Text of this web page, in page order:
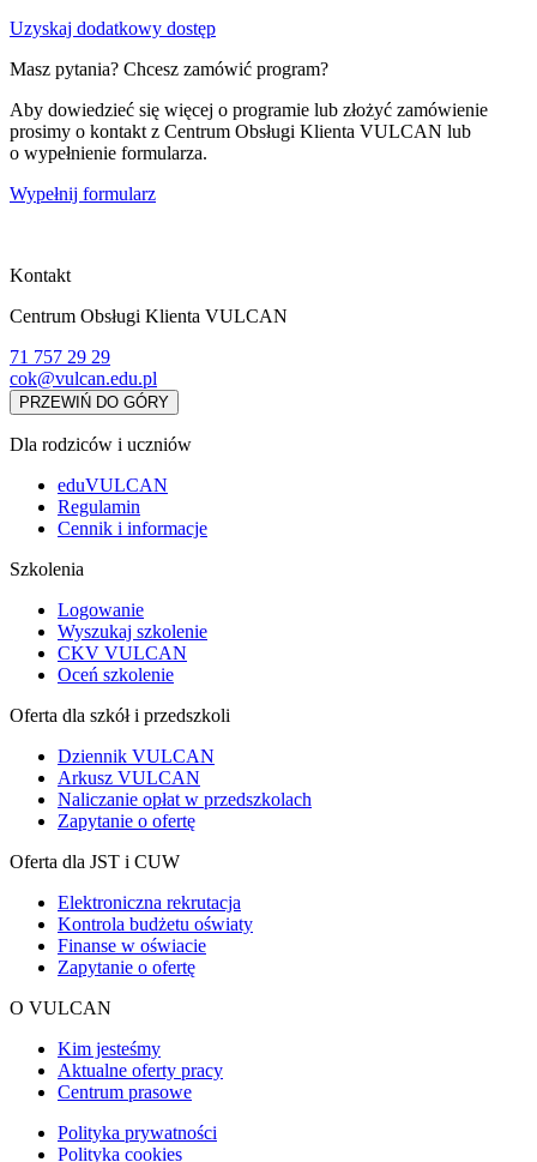
Uzyskaj dodatkowy dostęp
Masz pytania? Chcesz zamówić program?
Aby dowiedzieć się więcej o programie lub złożyć zamówienie
prosimy o kontakt z Centrum Obsługi Klienta VULCAN lub
o wypełnienie formularza.
Wypełnij formularz
Kontakt
Centrum Obsługi Klienta VULCAN
71 757 29 29
cok@vulcan.edu.pl
PRZEWIŃ DO GÓRY
Dla rodziców i uczniów
eduVULCAN
Regulamin
Cennik i informacje
Szkolenia
Logowanie
Wyszukaj szkolenie
CKV VULCAN
Oceń szkolenie
Oferta dla szkół i przedszkoli
Dziennik VULCAN
Arkusz VULCAN
Naliczanie opłat w przedszkolach
Zapytanie o ofertę
Oferta dla JST i CUW
Elektroniczna rekrutacja
Kontrola budżetu oświaty
Finanse w oświacie
Zapytanie o ofertę
O VULCAN
Kim jesteśmy
Aktualne oferty pracy
Centrum prasowe
Polityka prywatności
Polityka cookies